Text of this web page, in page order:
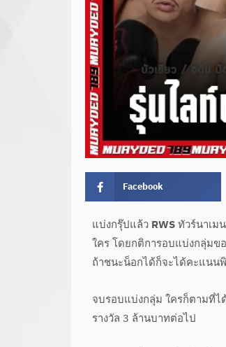
Facebook
แบ่งกรุ๊ปแล้ว RWSทัวร์นาเม
ใคร โดยกติการอบแบ่งกลุ่มข
ถ้าชนะน็อกได้ก็จะได้คะแนน
จบรอบแบ่งกลุ่ม ใครก็ตามที่
รางวัล 3 ล้านบาทต่อไป